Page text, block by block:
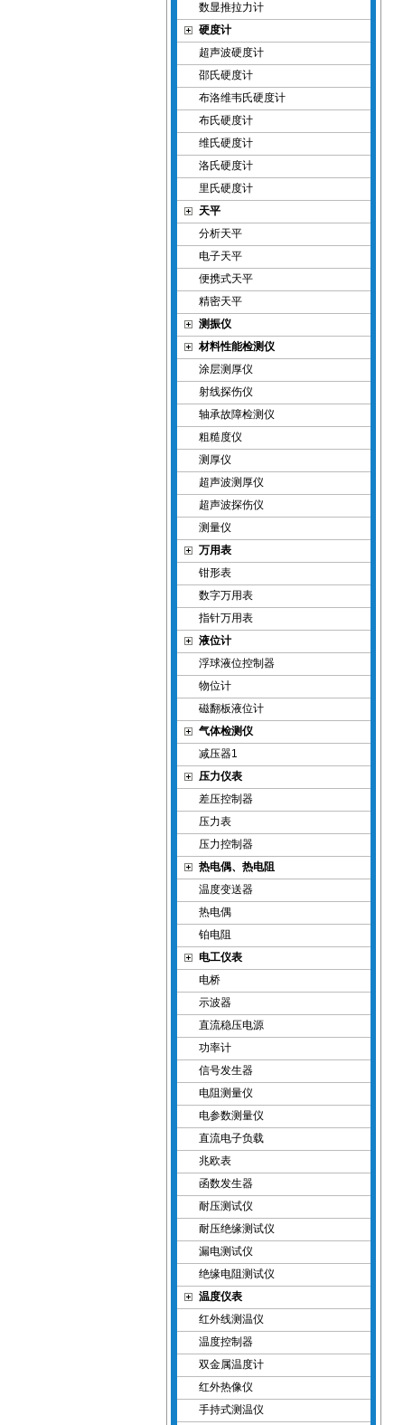
数显推拉力计
硬度计
超声波硬度计
邵氏硬度计
布洛维韦氏硬度计
布氏硬度计
维氏硬度计
洛氏硬度计
里氏硬度计
天平
分析天平
电子天平
便携式天平
精密天平
测振仪
材料性能检测仪
涂层测厚仪
射线探伤仪
轴承故障检测仪
粗糙度仪
测厚仪
超声波测厚仪
超声波探伤仪
测量仪
万用表
钳形表
数字万用表
指针万用表
液位计
浮球液位控制器
物位计
磁翻板液位计
气体检测仪
减压器1
压力仪表
差压控制器
压力表
压力控制器
热电偶、热电阻
温度变送器
热电偶
铂电阻
电工仪表
电桥
示波器
直流稳压电源
功率计
信号发生器
电阻测量仪
电参数测量仪
直流电子负载
兆欧表
函数发生器
耐压测试仪
耐压绝缘测试仪
漏电测试仪
绝缘电阻测试仪
温度仪表
红外线测温仪
温度控制器
双金属温度计
红外热像仪
手持式测温仪